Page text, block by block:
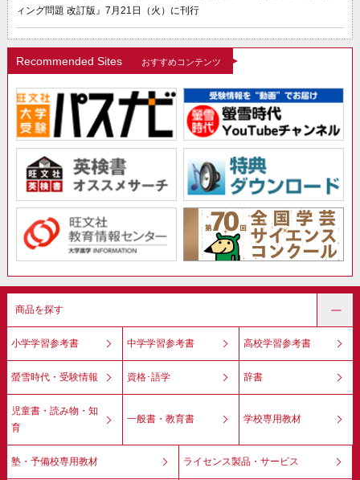
ィング問題 改訂版』7月21日（火）に刊行
Recommended Sites おすすめコンテンツ
商品を探す
小学学習参考書 中学学習参考書 高校学習参考書
螢雪時代・受験情報 資格･語学 辞書
児童書・読み物・知
育
一般書・教育書 学校専用教材
塾・予備校専用教材 ライセンス製品・サービス